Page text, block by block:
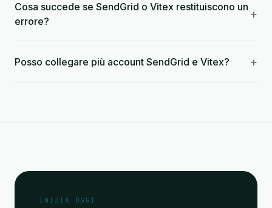
Cosa succede se SendGrid o Vitex restituiscono un
errore?
+
Posso collegare più account SendGrid e Vitex? +
INIZIA OGGI